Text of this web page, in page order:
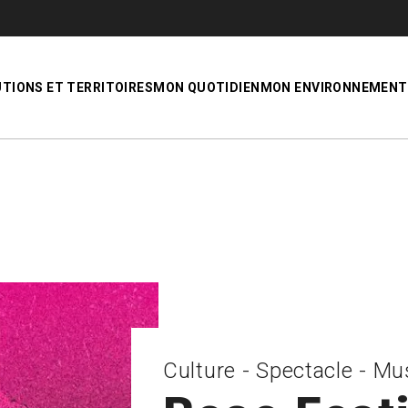
ET TERRITOIRES MON QUOTIDIEN MON ENVIRONNEMENT
Culture - Spectacle -